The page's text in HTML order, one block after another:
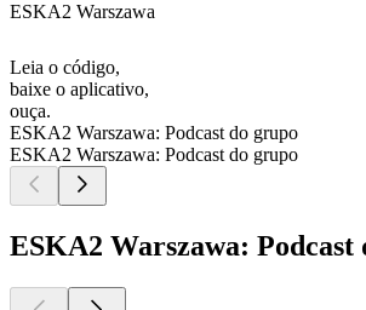
ESKA2 Warszawa
Leia o código,
baixe o aplicativo,
ouça.
ESKA2 Warszawa: Podcast do grupo
ESKA2 Warszawa: Podcast do grupo
ESKA2 Warszawa: Podcast